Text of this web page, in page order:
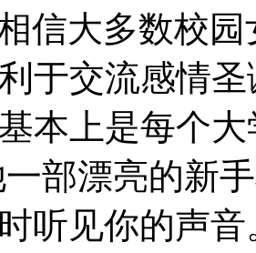
信大多数校
于交流感情圣
本上是每个大
部漂亮的新
听见你的声